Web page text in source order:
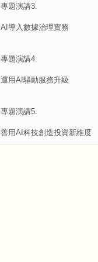
專題演講3.
AI導入數據治理實務
專題演講4.
運用AI驅動服務升級
專題演講5.
善用AI科技創造投資新維度